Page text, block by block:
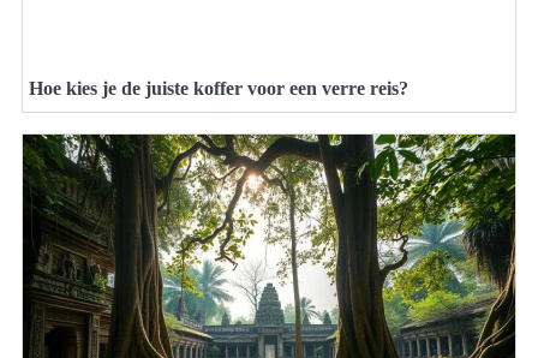
Hoe kies je de juiste koffer voor een verre reis?